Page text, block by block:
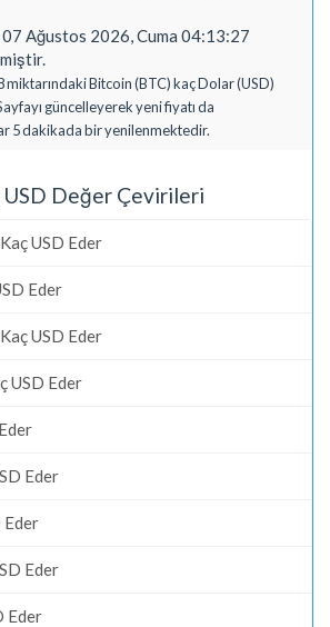
Ağustos 2026, Cuma 04:13:27
miktarındaki Bitcoin (BTC) kaç Dolar (USD)
güncelleyerek yeni fiyatı da
5 dakikada bir yenilenmektedir.
USD Değer Çevirileri
USD Eder
Eder
USD Eder
USD Eder
Eder
Eder
Eder
Eder